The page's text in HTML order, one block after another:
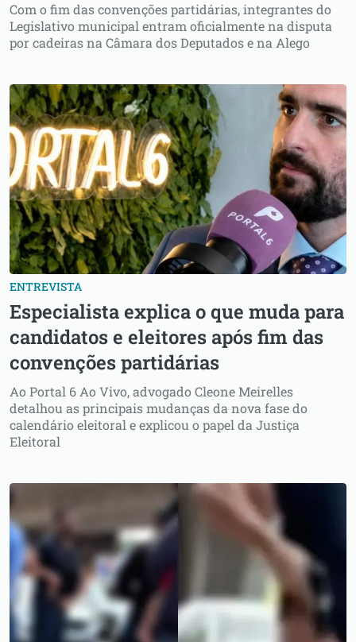
Com o fim das convenções partidárias, integrantes do
Legislativo municipal entram oficialmente na disputa
por cadeiras na Câmara dos Deputados e na Alego
ENTREVISTA
Especialista explica o que muda para
candidatos e eleitores após fim das
convenções partidárias
Ao Portal 6 Ao Vivo, advogado Cleone Meirelles
detalhou as principais mudanças da nova fase do
calendário eleitoral e explicou o papel da Justiça
Eleitoral